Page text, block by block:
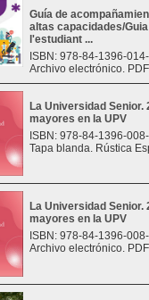
Guía de
altas capacidades/
l'estudiant ...
ISBN: 978-84-1396-
Archivo electrónico.
La Universidad
mayores en la UPV
ISBN: 978-84-1396-
Tapa blanda. Rústica
La Universidad
mayores en la UPV
ISBN: 978-84-1396-
Archivo electrónico.